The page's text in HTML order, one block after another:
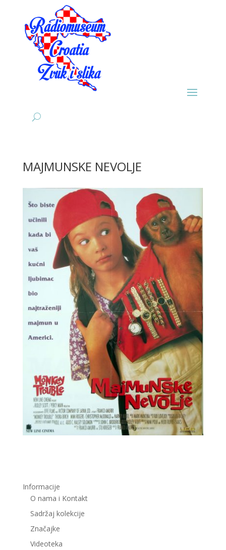
MAJMUNSKE NEVOLJE
Informacije
O nama i Kontakt
Sadržaj kolekcije
Značajke
Videoteka